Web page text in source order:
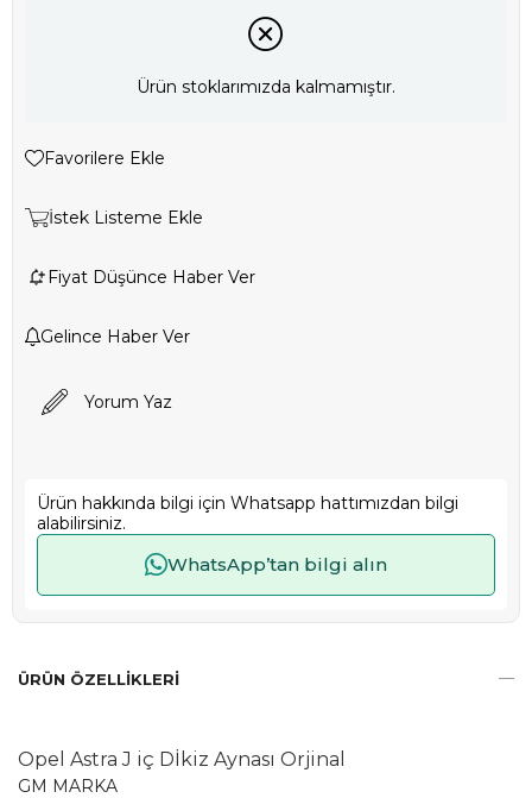
Ürün stoklarımızda kalmamıştır.
Favorilere Ekle
İstek Listeme Ekle
Fiyat Düşünce Haber Ver
Gelince Haber Ver
Yorum Yaz
Ürün hakkında bilgi için Whatsapp hattımızdan bilgi
alabilirsiniz.
WhatsApp’tan bilgi alın
ÜRÜN ÖZELLIKLERI
Opel Astra J iç Dİkiz Aynası Orjinal
GM MARKA